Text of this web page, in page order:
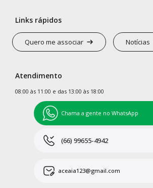
Links rápidos
Quero me associar Notícias
Atendimento
08:00 às 11:00 e das 13:00 às 18:00
Chama a gente no WhatsApp
(66) 99655-4942
aceaia123@gmail.com